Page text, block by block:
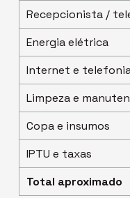
Recepcionista /
Energia elétrica
Internet e
Limpeza e
Copa e insumos
IPTU e taxas
Total aproximado